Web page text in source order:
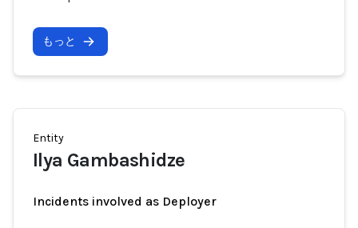
もっと
Entity
Ilya Gambashidze
Incidents involved as Deployer